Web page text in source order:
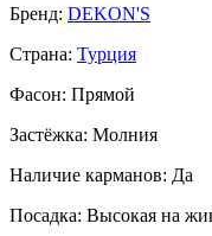
Бренд: DEKON'S
Страна: Турция
Фасон: Прямой
Застёжка: Молния
Наличие карманов: Да
Посадка: Высокая на